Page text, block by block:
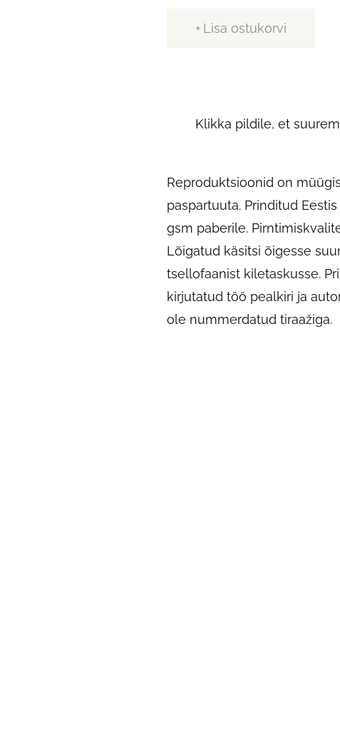
Lisa ostukorvi
Klikka pildile, et
Reproduktsioonid on
paspartuuta. Prinditud
gsm paberile.
Lõigatud käsitsi õigesse
tsellofaanist kiletaskusse.
kirjutatud töö pealkiri ja
ole nummerdatud tiraažiga.